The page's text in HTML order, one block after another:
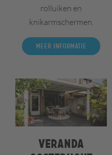
rolluiken en
knikarmschermen.
Meer informatie
Veranda